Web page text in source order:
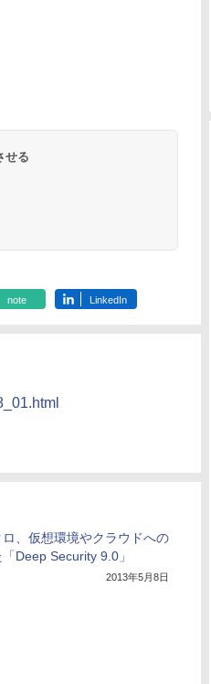
せる
note LinkedIn
ロ、仮想環境やクラウドへの
Deep Security 9.0」
2013年5月8日